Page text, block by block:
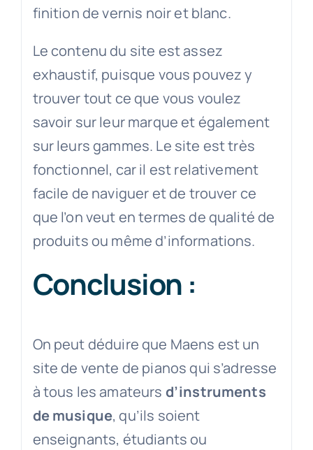
finition de vernis noir et blanc.
Le contenu du site est assez
exhaustif, puisque vous pouvez y
trouver tout ce que vous voulez
savoir sur leur marque et également
sur leurs gammes. Le site est très
fonctionnel, car il est relativement
facile de naviguer et de trouver ce
que l’on veut en termes de qualité de
produits ou même d’informations.
Conclusion :
On peut déduire que Maens est un
site de vente de pianos qui s’adresse
à tous les amateurs d’instruments
de musique, qu’ils soient
enseignants, étudiants ou